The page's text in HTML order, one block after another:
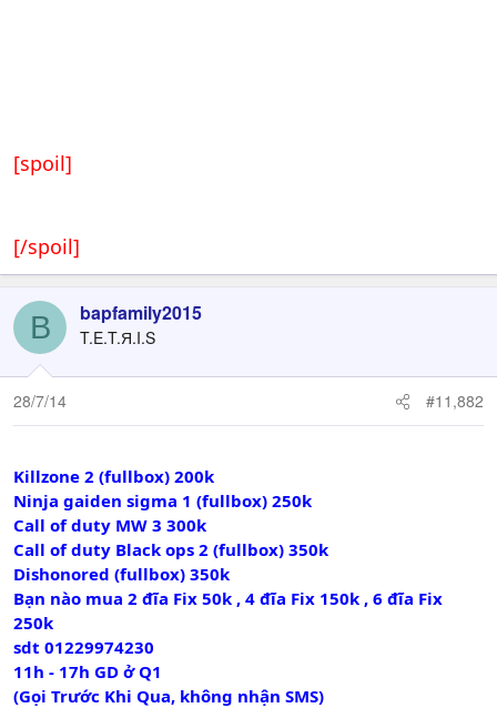
[spoil]
[/spoil]
B bapfamily2015
T.E.T.Я.I.S
28/7/14 #11,882
Killzone 2 (fullbox) 200k
Ninja gaiden sigma 1 (fullbox) 250k
Call of duty MW 3 300k
Call of duty Black ops 2 (fullbox) 350k
Dishonored (fullbox) 350k
Bạn nào mua 2 đĩa Fix 50k , 4 đĩa Fix 150k , 6 đĩa Fix
250k
sdt 01229974230
11h - 17h GD ở Q1
(Gọi Trước Khi Qua, không nhận SMS)